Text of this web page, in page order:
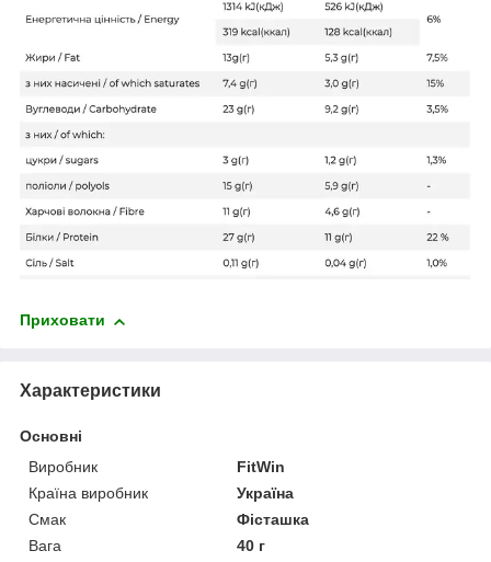
Приховати
Характеристики
Основні
Виробник
FitWin
Країна виробник
Україна
Смак
Фісташка
Вага
40 г